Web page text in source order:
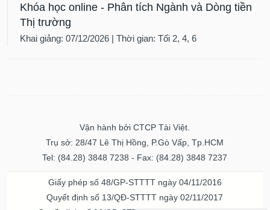
Khóa học online - Phân tích Ngành và Dòng tiền
Thị trường
Khai giảng: 07/12/2026 | Thời gian: Tối 2, 4, 6
Vận hành bởi CTCP Tài Việt.
Trụ sở: 28/47 Lê Thị Hồng, P.Gò Vấp, Tp.HCM
Tel: (84.28) 3848 7238 - Fax: (84.28) 3848 7237
Giấy phép số 48/GP-STTTT ngày 04/11/2016
Quyết định số 13/QĐ-STTTT ngày 02/11/2017